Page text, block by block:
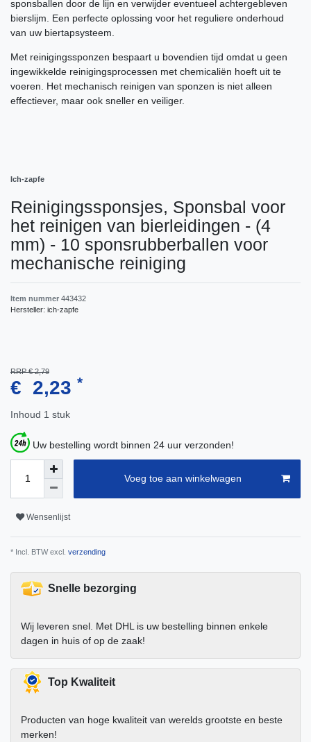
sponsballen door de lijn en verwijder eventueel achtergebleven
bierslijm. Een perfecte oplossing voor het reguliere onderhoud
van uw biertapsysteem.
Met reinigingssponzen bespaart u bovendien tijd omdat u geen
ingewikkelde reinigingsprocessen met chemicaliën hoeft uit te
voeren. Het mechanisch reinigen van sponzen is niet alleen
effectiever, maar ook sneller en veiliger.
Ich-zapfe
Reinigingssponsjes, Sponsbal voor
het reinigen van bierleidingen - (4
mm) - 10 sponsrubberballen voor
mechanische reiniging
Item nummer 443432
Hersteller: ich-zapfe
RRP € 2,79
€ 2,23 *
Inhoud 1 stuk
Uw bestelling wordt binnen 24 uur verzonden!
Voeg toe aan winkelwagen
Wensenlijst
* Incl. BTW excl. verzending
Snelle bezorging
Wij leveren snel. Met DHL is uw bestelling binnen enkele
dagen in huis of op de zaak!
Top Kwaliteit
Producten van hoge kwaliteit van werelds grootste en beste
merken!